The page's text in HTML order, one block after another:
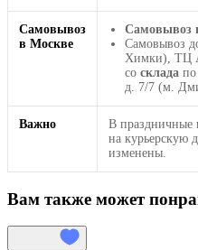
Самовывоз
в Москве
Самовывоз
Самовывоз
Химки), ТЦ
со склада по
д. 7/7 (м.
Важно
В праздничные
на курьерскую
изменены.
Вам также может